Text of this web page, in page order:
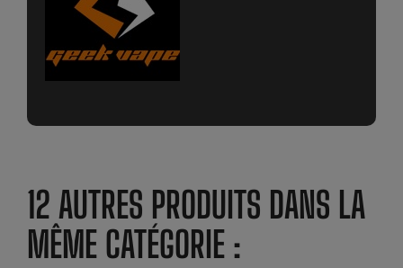
12 AUTRES PRODUITS DANS LA
MÊME CATÉGORIE :